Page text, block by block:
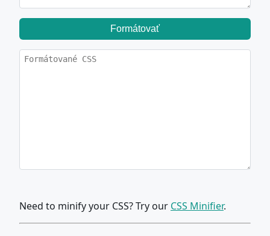
Formátovať
Need to minify your CSS? Try our CSS Minifier.